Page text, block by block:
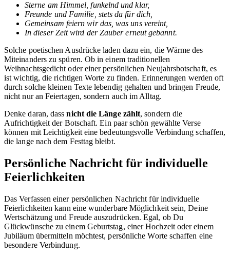
Sterne am Himmel, funkelnd und klar,
Freunde und Familie, stets da für dich,
Gemeinsam feiern wir das, was uns vereint,
In dieser Zeit wird der Zauber erneut gebannt.
Solche poetischen Ausdrücke laden dazu ein, die Wärme des
Miteinanders zu spüren. Ob in einem traditionellen
Weihnachtsgedicht oder einer persönlichen Neujahrsbotschaft, es
ist wichtig, die richtigen Worte zu finden. Erinnerungen werden oft
durch solche kleinen Texte lebendig gehalten und bringen Freude,
nicht nur an Feiertagen, sondern auch im Alltag.
Denke daran, dassnicht die Länge zählt, sondern die
Aufrichtigkeit der Botschaft. Ein paar schön gewählte Verse
können mit Leichtigkeit eine bedeutungsvolle Verbindung schaffen,
die lange nach dem Festtag bleibt.
Persönliche Nachricht für individuelle
Feierlichkeiten
Das Verfassen einer persönlichen Nachricht für individuelle
Feierlichkeiten kann eine wunderbare Möglichkeit sein, Deine
Wertschätzung und Freude auszudrücken. Egal, ob Du
Glückwünsche zu einem Geburtstag, einer Hochzeit oder einem
Jubiläum übermitteln möchtest, persönliche Worte schaffen eine
besondere Verbindung.